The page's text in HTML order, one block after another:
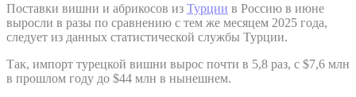
Поставки вишни и абрикосов из Турции в Россию в июне
выросли в разы по сравнению с тем же месяцем 2025 года,
следует из данных статистической службы Турции.
Так, импорт турецкой вишни вырос почти в 5,8 раз, с $7,6 млн
в прошлом году до $44 млн в нынешнем.